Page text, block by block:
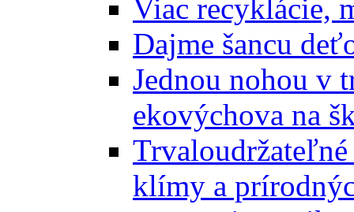
Viac recyklácie,
Dajme šancu
Jednou nohou v
ekovýchova na
klímy a